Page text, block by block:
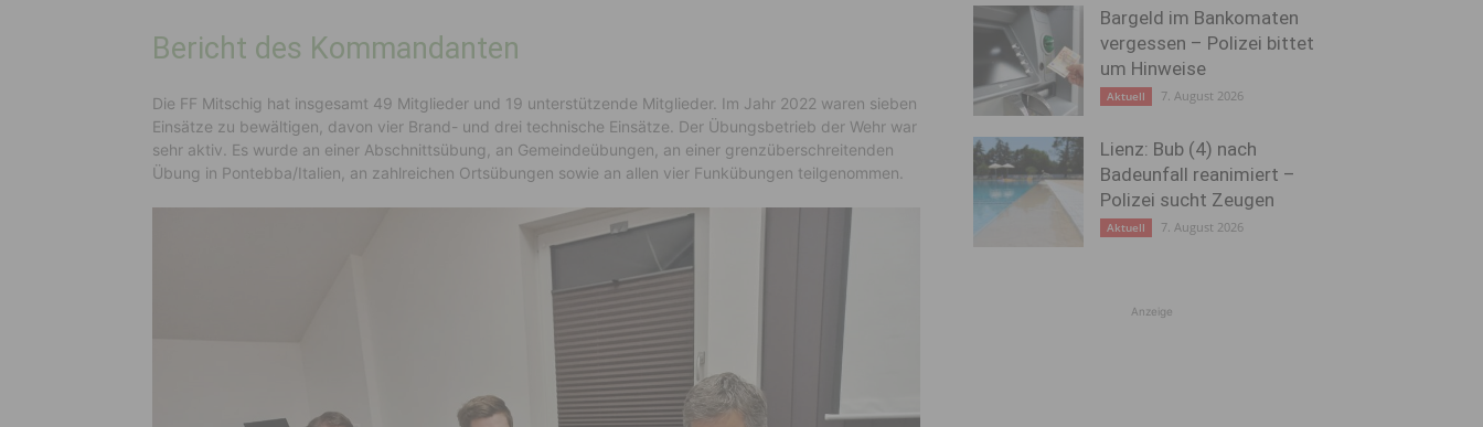
Bericht des Kommandanten
Die FF Mitschig hat insgesamt 49 Mitglieder und 19 unterstützende Mitglieder. Im Jahr 2022 waren sieben
Einsätze zu bewältigen, davon vier Brand- und drei technische Einsätze. Der Übungsbetrieb der Wehr war
sehr aktiv. Es wurde an einer Abschnittsübung, an Gemeindeübungen, an einer grenzüberschreitenden
Übung in Pontebba/Italien, an zahlreichen Ortsübungen sowie an allen vier Funkübungen teilgenommen.
Bargeld im Bankomaten
vergessen – Polizei bittet
um Hinweise
Aktuell 7. August 2026
Lienz: Bub (4) nach
Badeunfall reanimiert –
Polizei sucht Zeugen
Aktuell 7. August 2026
Anzeige